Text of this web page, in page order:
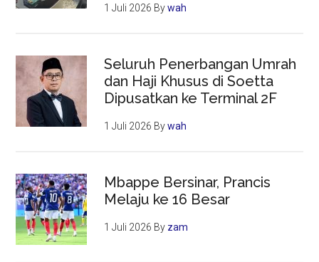
1 Juli 2026 Bywah
Seluruh Penerbangan Umrah
dan Haji Khusus di Soetta
Dipusatkan ke Terminal 2F
1 Juli 2026 Bywah
Mbappe Bersinar, Prancis
Melaju ke 16 Besar
1 Juli 2026 By zam